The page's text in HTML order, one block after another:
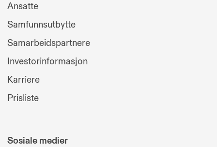
Ansatte
Samfunnsutbytte
Samarbeidspartnere
Investorinformasjon
Karriere
Prisliste
Sosiale medier